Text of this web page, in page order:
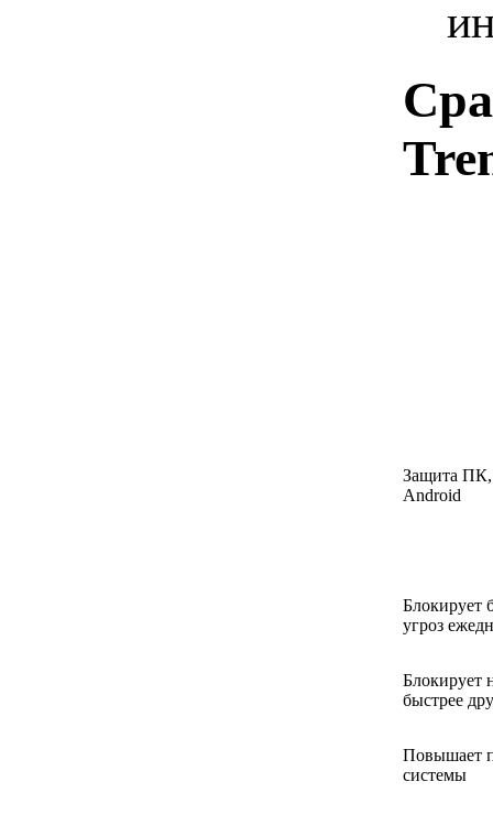
Защита ПК,
Android
Блокирует
угроз
Блокирует
быстрее
Повышает
системы